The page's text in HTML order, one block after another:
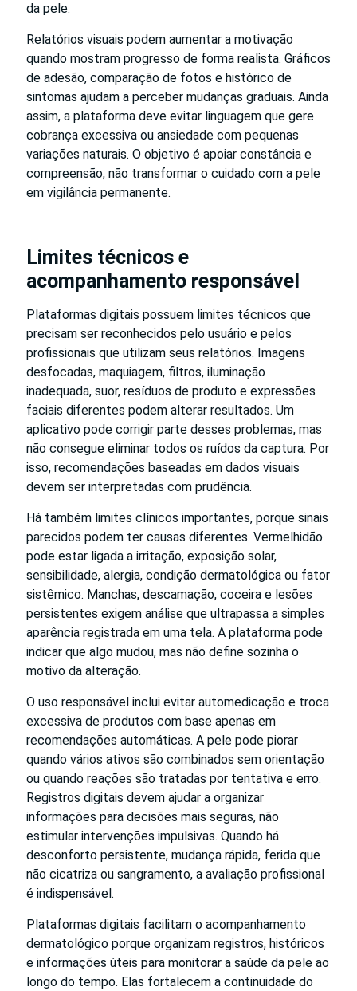
da pele.
Relatórios visuais podem aumentar a motivação
quando mostram progresso de forma realista. Gráficos
de adesão, comparação de fotos e histórico de
sintomas ajudam a perceber mudanças graduais. Ainda
assim, a plataforma deve evitar linguagem que gere
cobrança excessiva ou ansiedade com pequenas
variações naturais. O objetivo é apoiar constância e
compreensão, não transformar o cuidado com a pele
em vigilância permanente.
Limites técnicos e
acompanhamento responsável
Plataformas digitais possuem limites técnicos que
precisam ser reconhecidos pelo usuário e pelos
profissionais que utilizam seus relatórios. Imagens
desfocadas, maquiagem, filtros, iluminação
inadequada, suor, resíduos de produto e expressões
faciais diferentes podem alterar resultados. Um
aplicativo pode corrigir parte desses problemas, mas
não consegue eliminar todos os ruídos da captura. Por
isso, recomendações baseadas em dados visuais
devem ser interpretadas com prudência.
Há também limites clínicos importantes, porque sinais
parecidos podem ter causas diferentes. Vermelhidão
pode estar ligada a irritação, exposição solar,
sensibilidade, alergia, condição dermatológica ou fator
sistêmico. Manchas, descamação, coceira e lesões
persistentes exigem análise que ultrapassa a simples
aparência registrada em uma tela. A plataforma pode
indicar que algo mudou, mas não define sozinha o
motivo da alteração.
O uso responsável inclui evitar automedicação e troca
excessiva de produtos com base apenas em
recomendações automáticas. A pele pode piorar
quando vários ativos são combinados sem orientação
ou quando reações são tratadas por tentativa e erro.
Registros digitais devem ajudar a organizar
informações para decisões mais seguras, não
estimular intervenções impulsivas. Quando há
desconforto persistente, mudança rápida, ferida que
não cicatriza ou sangramento, a avaliação profissional
é indispensável.
Plataformas digitais facilitam o acompanhamento
dermatológico porque organizam registros, históricos
e informações úteis para monitorar a saúde da pele ao
longo do tempo. Elas fortalecem a continuidade do